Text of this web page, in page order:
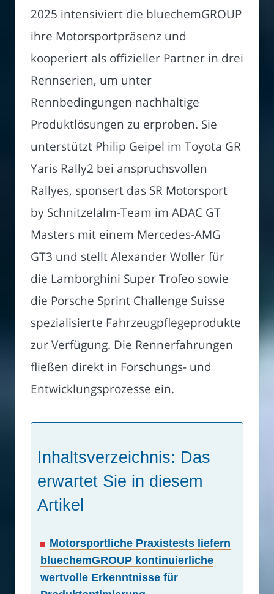
2025 intensiviert die bluechemGROUP
ihre Motorsportpräsenz und
kooperiert als offizieller Partner in drei
Rennserien, um unter
Rennbedingungen nachhaltige
Produktlösungen zu erproben. Sie
unterstützt Philip Geipel im Toyota GR
Yaris Rally2 bei anspruchsvollen
Rallyes, sponsert das SR Motorsport
by Schnitzelalm-Team im ADAC GT
Masters mit einem Mercedes-AMG
GT3 und stellt Alexander Woller für
die Lamborghini Super Trofeo sowie
die Porsche Sprint Challenge Suisse
spezialisierte Fahrzeugpflegeprodukte
zur Verfügung. Die Rennerfahrungen
fließen direkt in Forschungs- und
Entwicklungsprozesse ein.
Inhaltsverzeichnis: Das
erwartet Sie in diesem
Artikel
Motorsportliche Praxistests liefern
bluechemGROUP kontinuierliche
wertvolle Erkenntnisse für